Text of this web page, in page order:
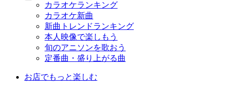
カラオケランキング
カラオケ新曲
新曲トレンドランキング
本人映像で楽しもう
旬のアニソンを歌おう
定番曲・盛り上がる曲
お店でもっと楽しむ